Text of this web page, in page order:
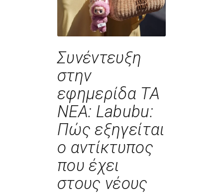
Συνέντευξη
στην
εφημερίδα ΤΑ
ΝΕΑ: Labubu:
Πώς εξηγείται
ο αντίκτυπος
που έχει
στους νέους